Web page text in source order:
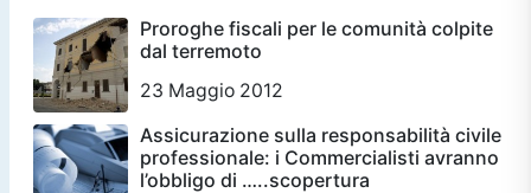
Proroghe fiscali per le comunità colpite
dal terremoto
23 Maggio 2012
Assicurazione sulla responsabilità civile
professionale: i Commercialisti avranno
l’obbligo di …..scopertura